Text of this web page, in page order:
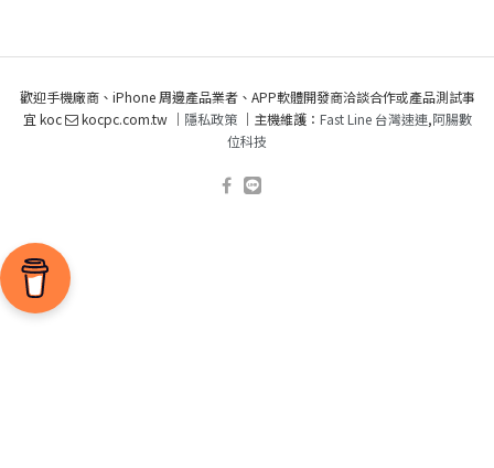
歡迎手機廠商、iPhone 周邊產品業者、APP軟體開發商洽談合作或產品測試事
宜 koc
kocpc.com.tw ｜ 隱私政策｜主機維護： Fast Line 台灣速連,阿腸數
位科技